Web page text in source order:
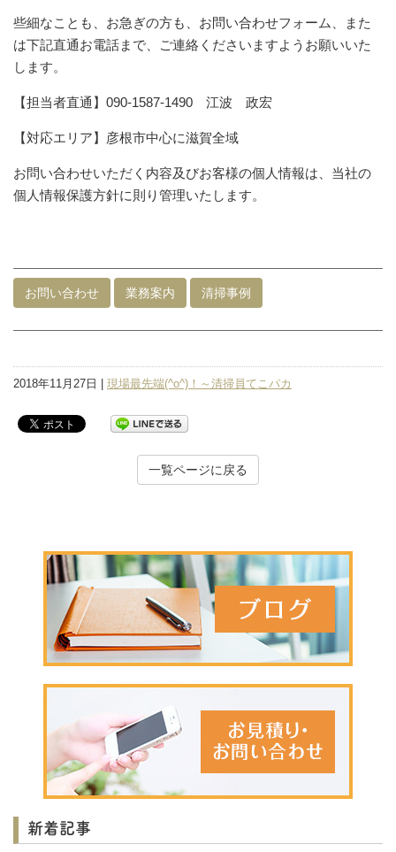
些細なことも、お急ぎの方も、お問い合わせフォーム、また
は下記直通お電話まで、ご連絡くださいますようお願いいた
します。
【担当者直通】090-1587-1490 江波 政宏
【対応エリア】彦根市中心に滋賀全域
お問い合わせいただく内容及びお客様の個人情報は、当社の
個人情報保護方針に則り管理いたします。
お問い合わせ 業務案内 清掃事例
2018年11月27日 | 現場最先端(^o^)！～清掃員てこパカ
一覧ページに戻る
新着記事